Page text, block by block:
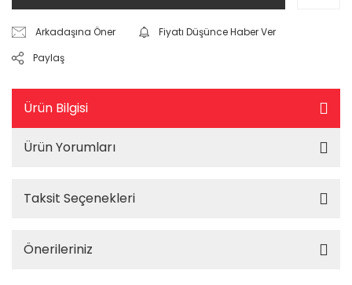
Arkadaşına Öner
Fiyatı Düşünce Haber Ver
Paylaş
Ürün Bilgisi
Ürün Yorumları
Taksit Seçenekleri
Önerileriniz